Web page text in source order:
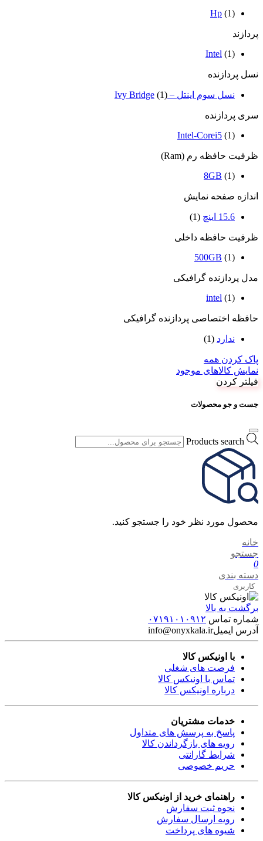
Hp (1)
پردازند
Intel (1)
نسل پردازنده
نسل سوم اینتل – Ivy Bridge (1)
سری پردازنده
Intel-Corei5 (1)
ظرفیت حافظه رم (Ram)
8GB (1)
اندازه صفحه نمایش
15.6 اینچ (1)
ظرفیت حافظه داخلی
500GB (1)
مدل پردازنده گرافیکی
intel (1)
حافظه اختصاصی پردازنده گرافیکی
ندارد (1)
پاک کردن همه
نمایش کالاهای موجود
فیلتر کردن
جست و جو محصولات
Products search
محصول مورد نظر خود را جستجو کنید.
خانه
جستجو
0
دسته بندی
کاربری
برگشت به بالا
شماره تماس ۰۷۱۹۱۰۱۰۹۱۲
آدرس ایمیلinfo@onyxkala.ir
با اونیکس کالا
فرصت های شغلی
تماس با اونیکس کالا
درباره اونیکس کالا
خدمات مشتریان
پاسخ به پرسش های متداول
رویه های بازگرداندن کالا
شرایط گارانتی
حریم خصوصی
راهنمای خرید از اونیکس کالا
نحوه ثبت سفارش
رویه ارسال سفارش
شیوه های پرداخت